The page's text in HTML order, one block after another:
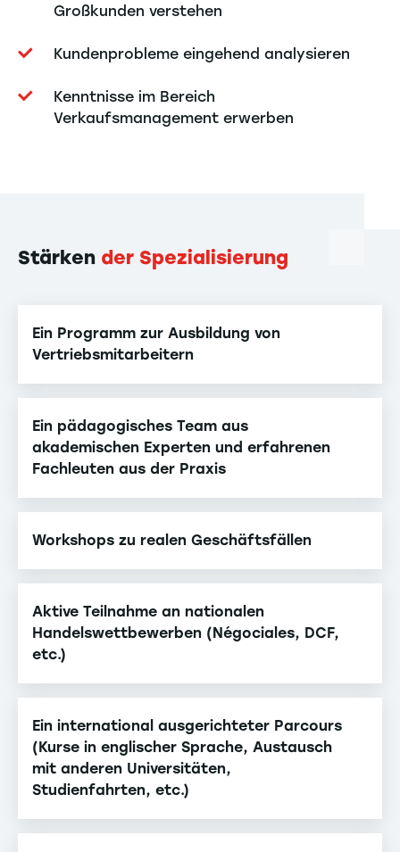
Großkunden verstehen
Kundenprobleme eingehend analysieren
Kenntnisse im Bereich
Verkaufsmanagement erwerben
Stärken der Spezialisierung
Ein Programm zur Ausbildung von
Vertriebsmitarbeitern
Ein pädagogisches Team aus
akademischen Experten und erfahrenen
Fachleuten aus der Praxis
Workshops zu realen Geschäftsfällen
Aktive Teilnahme an nationalen
Handelswettbewerben (Négociales, DCF,
etc.)
Ein international ausgerichteter Parcours
(Kurse in englischer Sprache, Austausch
mit anderen Universitäten,
Studienfahrten, etc.)